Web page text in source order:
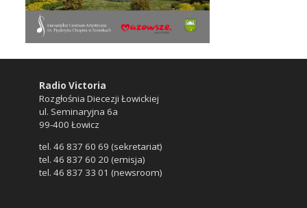
Radio Victoria
Rozgłośnia Diecezji Łowickiej
ul. Seminaryjna 6a
99-400 Łowicz
tel. 46 837 60 69 (sekretariat)
tel. 46 837 60 20 (emisja)
tel. 46 837 33 01 (newsroom)